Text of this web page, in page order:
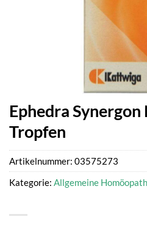
Ephedra
Tropfen
Artikelnummer: 03575273
Kategorie: Allgemeine